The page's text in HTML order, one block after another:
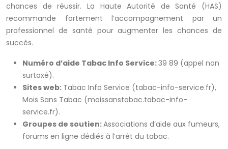
chances de réussir. La Haute Autorité de Santé (HAS)
recommande fortement l’accompagnement par un
professionnel de santé pour augmenter les chances de
succès.
Numéro d’aide Tabac Info Service:39 89 (appel non
surtaxé).
Sites web: Tabac Info Service (tabac-info-service.fr),
Mois Sans Tabac (moissanstabac.tabac-info-
service.fr).
Groupes de soutien:Associations d’aide aux fumeurs,
forums en ligne dédiés à l’arrêt du tabac.